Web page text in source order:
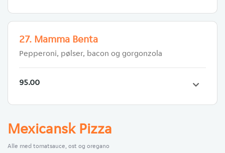
27. Mamma Benta
Pepperoni, pølser, bacon og gorgonzola
95.00
Mexicansk Pizza
Alle med tomatsauce, ost og oregano